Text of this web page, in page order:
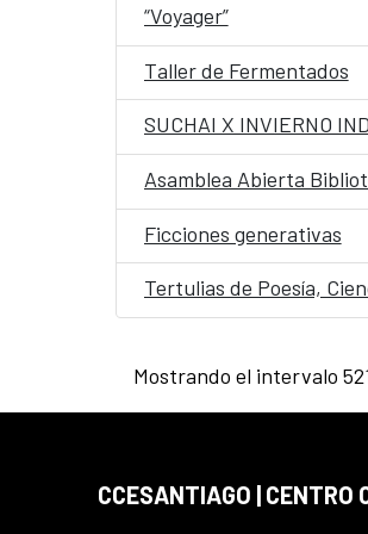
“Voyager”
Taller de Fermentados
SUCHAI X INVIERNO
Asamblea Abierta
Ficciones generativas
Tertulias de Poesía,
Mostrando el intervalo
CCESANTIAGO | CENTRO